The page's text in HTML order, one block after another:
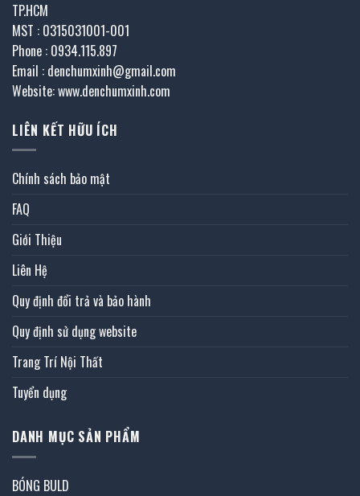
TP.HCM
MST : 0315031001-001
Phone : 0934.115.897
Email : denchumxinh@gmail.com
Website: www.denchumxinh.com
LIÊN KẾT HỮU ÍCH
Chính sách bảo mật
FAQ
Giới Thiệu
Liên Hệ
Quy định đổi trả và bảo hành
Quy định sử dụng website
Trang Trí Nội Thất
Tuyển dụng
DANH MỤC SẢN PHẨM
BÓNG BULD